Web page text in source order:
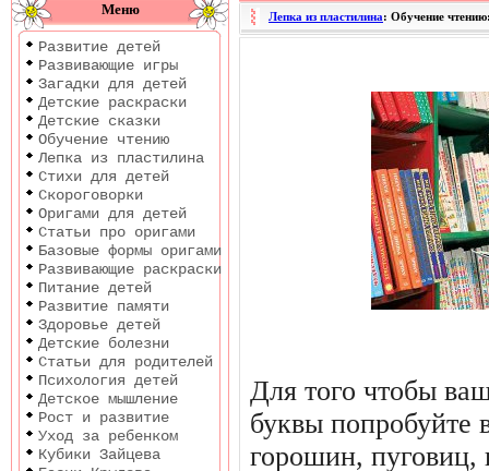
Развитие
детей
Меню
Развитие детей
Развивающие игры
Загадки для детей
Детские раскраски
Детские сказки
Обучение чтению
Лепка из пластилина
Стихи для детей
Скороговорки
Оригами для детей
Статьи про оригами
Базовые формы оригами
Развивающие раскраски
Питание детей
Развитие памяти
Здоровье детей
Детские болезни
Статьи для родителей
Психология детей
Детское мышление
Рост и развитие
Уход за ребенком
Кубики Зайцева
Лепка из пластилина: Обучение
Для того чтобы
буквы попробуйте
горошин, пуговиц,